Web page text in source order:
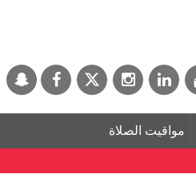
مواقيت الصلاة